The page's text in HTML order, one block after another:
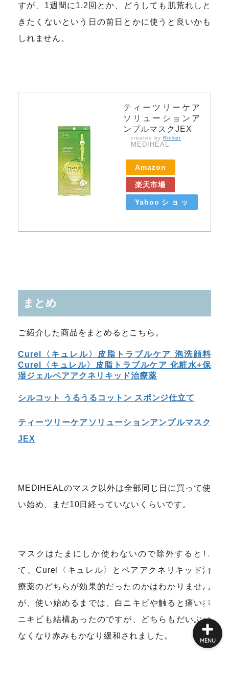
すが、1週間に1,2回とか、どうしても肌荒れしと
きたくないという日の前日とかに使うと良いかも
しれません。
ティーツリーケア
ソリューションア
ンプルマスクJEX
created by Rinker
MEDIHEAL
Amazon
楽天市場
Yahooショッ
まとめ
ご紹介した商品をまとめるとこちら。
Curel〈キュレル〉皮脂トラブルケア 泡洗顔料
Curel〈キュレル〉皮脂トラブルケア 化粧水+保
湿ジェルペアアクネリキッド治療薬
シルコット うるうるコットン スポンジ仕立て
ティーツリーケアソリューションアンプルマスク
JEX
MEDIHEALのマスク以外は全部同じ日に買って使
い始め、まだ10日経っていないくらいです。
マスクはたまにしか使わないので除外するとし
て、Curel〈キュレル〉とペアアクネリキッド治
療薬のどちらが効果的だったのかはわかりません
が、使い始めるまでは、白ニキビや触ると痛い赤
ニキビも結構あったのですが、どちらもだいぶ少
なくなり赤みもかなり緩和されました。
MENU
旅
OUTDOOR
アウトドア
フィルムカメラ
本